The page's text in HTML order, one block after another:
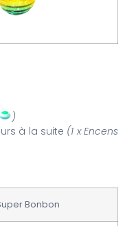
)
à la suite (1 x Encens
Bonbon